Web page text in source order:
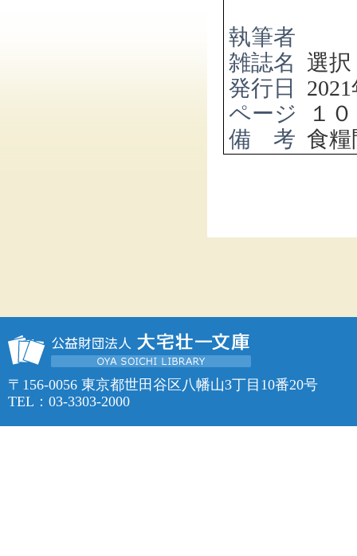
執筆者
雑誌名
選択
発行日
2021
ページ
１
備 考 食糧
〒156-0056 東京都世田谷区八幡山3丁目10番20号
TEL：03-3303-2000